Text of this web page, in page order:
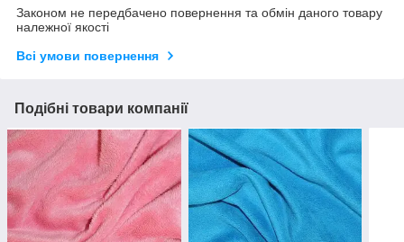
Законом не передбачено повернення та обмін даного товару
належної якості
Всі умови повернення
Подібні товари компанії